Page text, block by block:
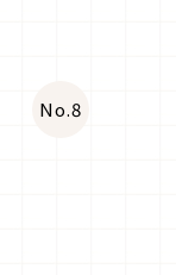
No.8